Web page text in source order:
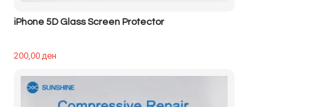
iPhone 5D Glass Screen Protector
200,00ден